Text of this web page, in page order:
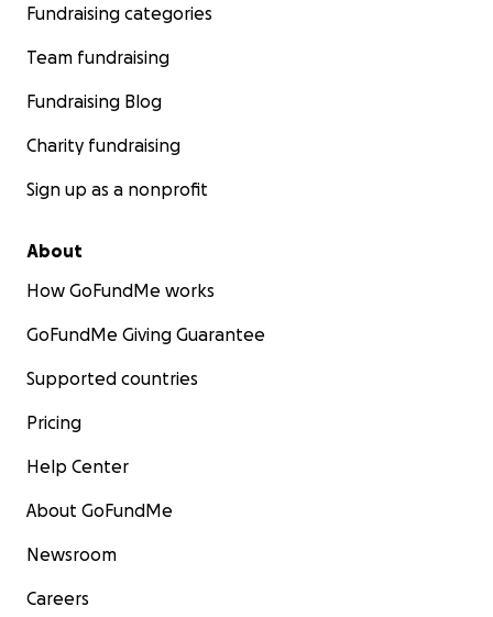
Fundraising categories
Team fundraising
Fundraising Blog
Charity fundraising
Sign up as a nonprofit
About
How GoFundMe works
GoFundMe Giving Guarantee
Supported countries
Pricing
Help Center
About GoFundMe
Newsroom
Careers